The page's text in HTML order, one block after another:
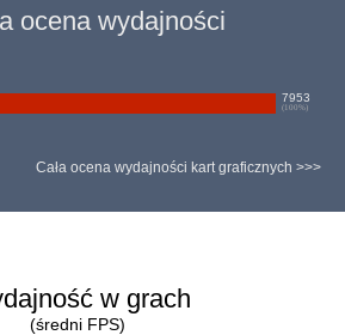
ocena wydajności
7953
(100 %)
Cała ocena wydajności kart graficznych >>>
w grach
(średni FPS)